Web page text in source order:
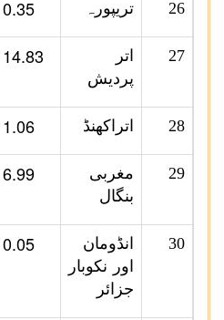
26 تریپورہ 0.35
27
اتر
پردیش
14.83
28 اتراکھنڈ 1.06
29
مغربی
بنگال
6.99
30
انڈومان
اور نکوبار
جزائر
0.05